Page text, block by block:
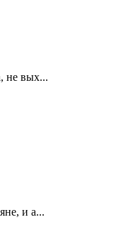
не вых...
и а...